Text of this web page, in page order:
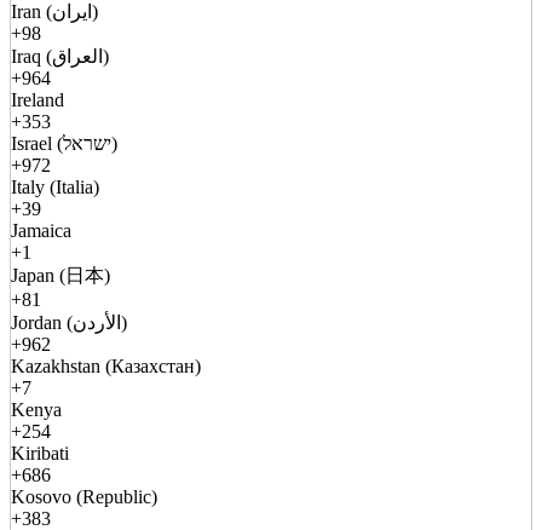
Iran (ایران)
+98
Iraq (العراق)
+964
Ireland
+353
Israel (ישראל)
+972
Italy (Italia)
+39
Jamaica
+1
Japan (日本)
+81
Jordan (الأردن)
+962
Kazakhstan (Казахстан)
+7
Kenya
+254
Kiribati
+686
Kosovo (Republic)
+383